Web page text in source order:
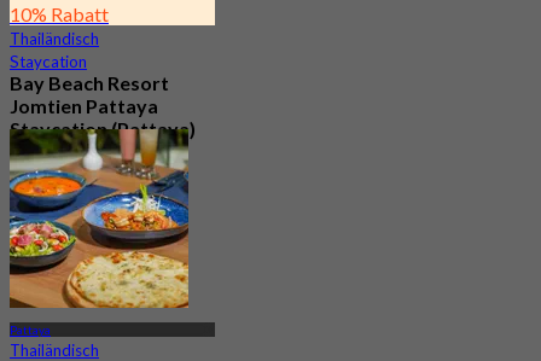
10% Rabatt
Thailändisch
Staycation
Bay Beach Resort
Jomtien Pattaya
Staycation (Pattaya)
Neu
Aus฿ 1,799.5
Pattaya
Thailändisch